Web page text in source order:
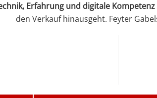
Erfahrung und digitale Kompetenz
den Verkauf hinausgeht. Feyter